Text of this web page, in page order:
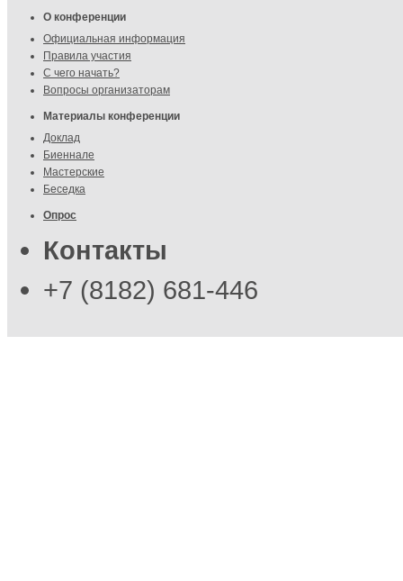
О конференции
Официальная информация
Правила участия
С чего начать?
Вопросы организаторам
Материалы конференции
Доклад
Биеннале
Мастерские
Беседка
Опрос
Контакты
+7 (8182) 681-446